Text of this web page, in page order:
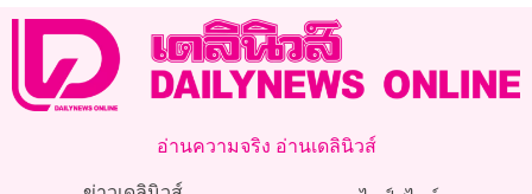
อ่านความจริง อ่านเดลินิวส์